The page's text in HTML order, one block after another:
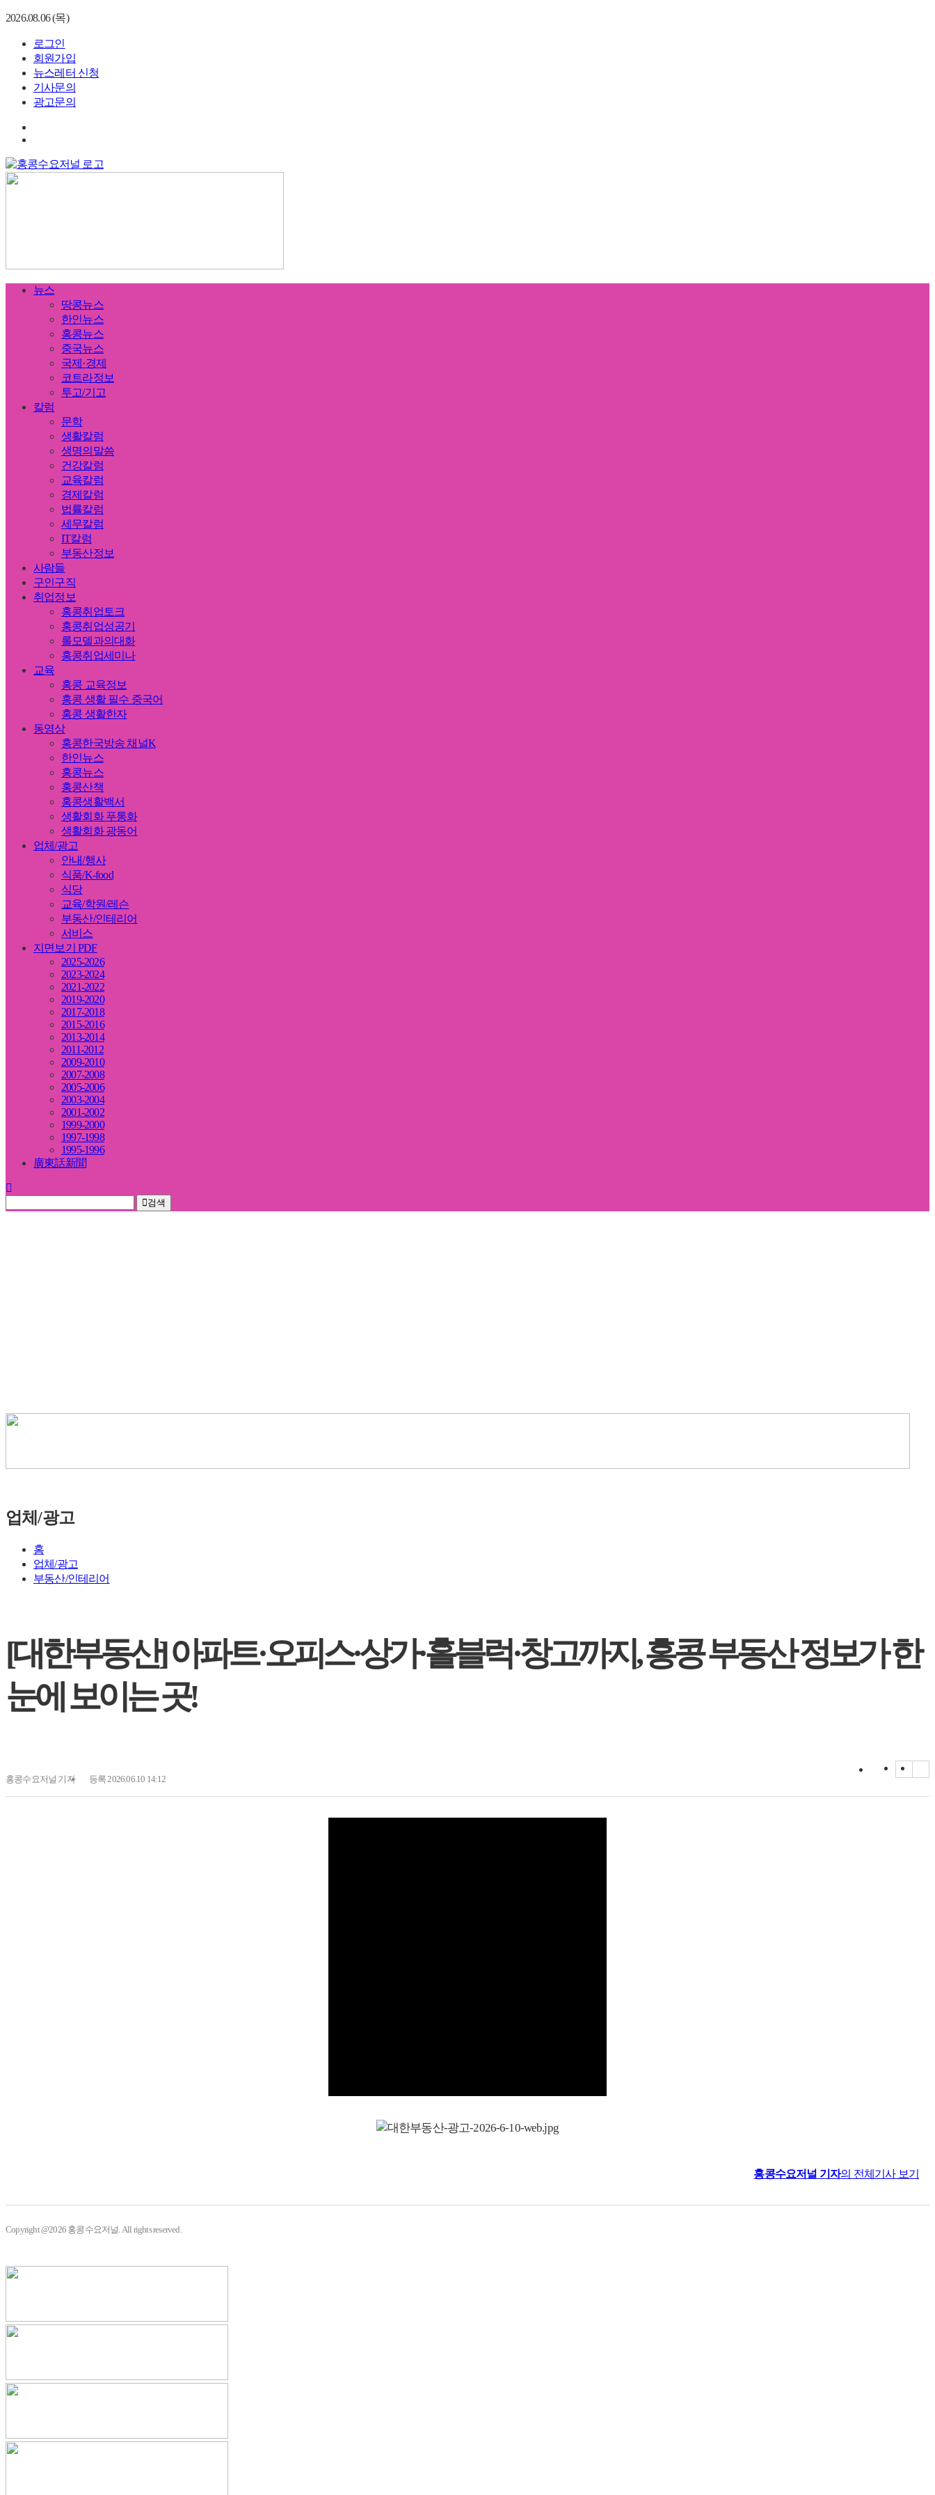
2026.08.06 (목)
로그인
회원가입
뉴스레터 신청
기사문의
광고문의
뉴스
땅콩뉴스
한인뉴스
홍콩뉴스
중국뉴스
국제·경제
코트라정보
투고/기고
칼럼
문학
생활칼럼
생명의말씀
건강칼럼
교육칼럼
경제칼럼
법률칼럼
세무칼럼
IT칼럼
부동산정보
사람들
구인구직
취업정보
홍콩취업토크
홍콩취업성공기
롤모델과의대화
홍콩취업세미나
교육
홍콩 교육정보
홍콩 생활 필수 중국어
홍콩 생활한자
동영상
홍콩한국방송 채널K
한인뉴스
홍콩뉴스
홍콩산책
홍콩생활백서
생활회화 푸통화
생활회화 광동어
업체/광고
안내/행사
식품/K-food
식당
교육/학원/레슨
부동산/인테리어
서비스
지면보기 PDF
2025-2026
2023-2024
2021-2022
2019-2020
2017-2018
2015-2016
2013-2014
2011-2012
2009-2010
2007-2008
2005-2006
2003-2004
2001-2002
1999-2000
1997-1998
1995-1996
廣東話新聞
검색
업체/광고
홈
업체/광고
부동산/인테리어
[대한부동산] 아파트·오피스·상가·홀블럭·창고까지, 홍콩 부동산 정보가 한
눈에 보이는 곳!
홍콩수요저널 기자 등록 2026.06.10 14:12
홍콩수요저널 기자의 전체기사 보기
Copyright @2026 홍콩수요저널. All rights reserved.